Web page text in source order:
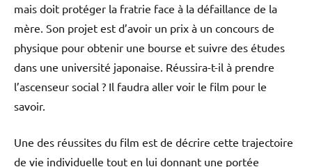
mais doit protéger la fratrie face à la défaillance de la
mère. Son projet est d’avoir un prix à un concours de
physique pour obtenir une bourse et suivre des études
dans une université japonaise. Réussira-t-il à prendre
l’ascenseur social ? Il faudra aller voir le film pour le
savoir.
Une des réussites du film est de décrire cette trajectoire
de vie individuelle tout en lui donnant une portée